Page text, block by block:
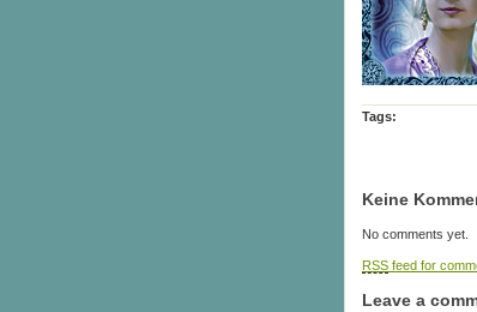
Tags:
Keine
No comments yet.
RSS feed for
Leave a